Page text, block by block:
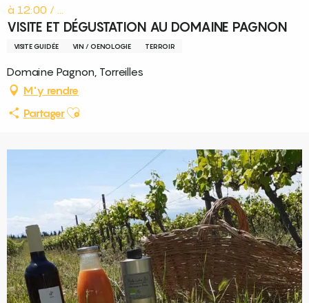
à 12:00 / ...
VISITE ET DÉGUSTATION AU DOMAINE PAGNON
VISITE GUIDÉE VIN / OENOLOGIE TERROIR
Domaine Pagnon, Torreilles
M'y rendre
PartagerAjouter aux favoris